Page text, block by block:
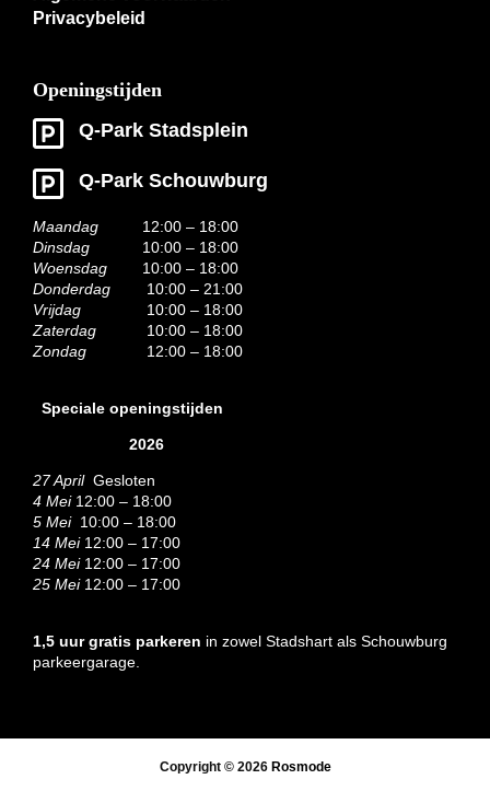
Privacybeleid
Openingstijden
Q-Park Stadsplein
Q-Park Schouwburg
Maandag
12:00 – 18:00
Dinsdag
10:00 – 18:00
Woensdag
10:00 – 18:00
Donderdag
10:00 – 21:00
Vrijdag
10:00 – 18:00
Zaterdag
10:00 – 18:00
Zondag
12:00 – 18:00
Speciale openingstijden
2026
27 AprilGesloten
4 Mei12:00 – 18:00
5 Mei10:00 – 18:00
14 Mei12:00 – 17:00
24 Mei12:00 – 17:00
25 Mei 12:00 – 17:00
1,5 uur gratis parkeren in zowel Stadshart als Schouwburg
parkeergarage.
Copyright © 2026 Rosmode